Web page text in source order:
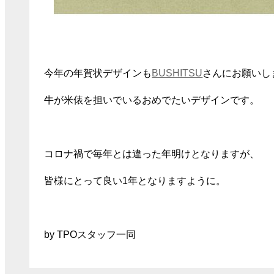
今年の年賀状デザインも BUSHITSUさんにお願いし
牛が米俵を担いでいるおめでたいデザインです。
コロナ禍で毎年とは違った年明けとなりますが、
皆様にとって良い1年となりますように。
by TPOスタッフ一同